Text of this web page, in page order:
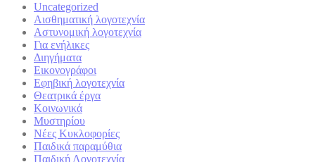
Uncategorized
Αισθηματική λογοτεχνία
Αστυνομική λογοτεχνία
Για ενήλικες
Διηγήματα
Εικονογράφοι
Εφηβική λογοτεχνία
Θεατρικά έργα
Κοινωνικά
Μυστηρίου
Νέες Κυκλοφορίες
Παιδικά παραμύθια
Παιδική Λογοτεχνία